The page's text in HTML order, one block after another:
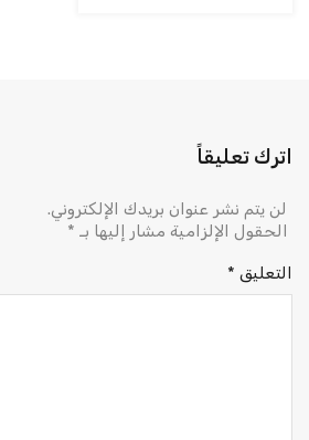
اترك تعليقاً
لن يتم نشر عنوان بريدك الإلكتروني.
الحقول الإلزامية مشار إليها بـ *
التعليق *